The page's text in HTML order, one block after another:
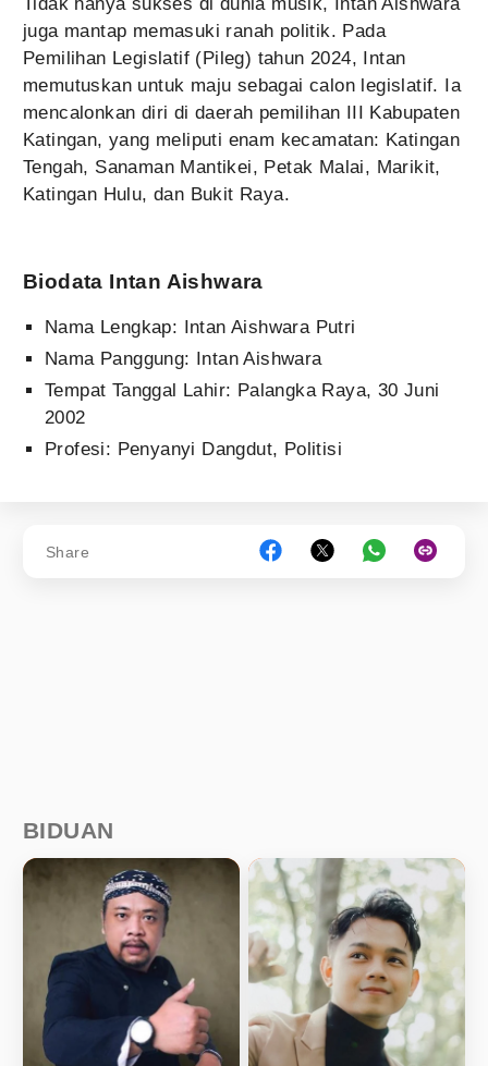
juga mantap memasuki ranah politik. Pada
Pemilihan Legislatif (Pileg) tahun 2024, Intan
memutuskan untuk maju sebagai calon legislatif. Ia
mencalonkan diri di daerah pemilihan III Kabupaten
Katingan, yang meliputi enam kecamatan: Katingan
Tengah, Sanaman Mantikei, Petak Malai, Marikit,
Katingan Hulu, dan Bukit Raya.
Biodata Intan Aishwara
Nama Lengkap: Intan Aishwara Putri
Nama Panggung: Intan Aishwara
Tempat Tanggal Lahir: Palangka Raya, 30 Juni
2002
Profesi: Penyanyi Dangdut, Politisi
Share
BIDUAN